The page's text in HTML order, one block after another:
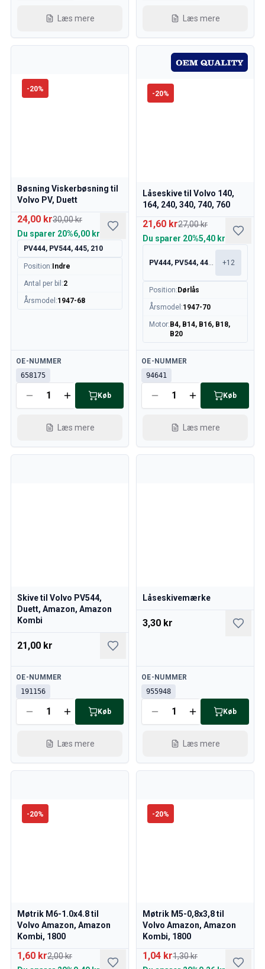
Læs mere Læs mere
-20%
Bøsning Viskerbøsning til
Volvo PV, Duett
24,00 kr30,00 kr
Du sparer 20%6,00 kr
PV444, PV544, 445, 210
Position: Indre
Antal per bil :2
Årsmodel :1947-68
Tilgængelig
OE-NUMMER
658175
Køb
Læs mere
-20%
Låseskive til Volvo 140,
164, 240, 340, 740, 760
21,60 kr27,00 kr
Du sparer 20%5,40 kr
PV444, PV544, 445, 210 +12
Position: Dørlås
Årsmodel :1947-70
Motor: B4, B14, B16, B18,
B20
Tilgængelig
OE-NUMMER
94641
Køb
Læs mere
Skive til Volvo PV544,
Duett, Amazon, Amazon
Kombi
21,00 kr
Tilgængelig
OE-NUMMER
191156
Køb
Læs mere
Låseskivemærke
3,30 kr
Tilgængelig
OE-NUMMER
955948
Køb
Læs mere
-20%
Møtrik M6-1.0x4.8 til
Volvo Amazon, Amazon
Kombi, 1800
1,60 kr2,00 kr
-20%
Møtrik M5-0,8x3,8 til
Volvo Amazon, Amazon
Kombi, 1800
1,04 kr1,30 kr